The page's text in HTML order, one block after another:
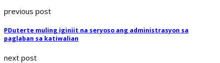
previous post
PDuterte muling iginiit na seryoso ang administrasyon sa
paglaban sa katiwalian
next post